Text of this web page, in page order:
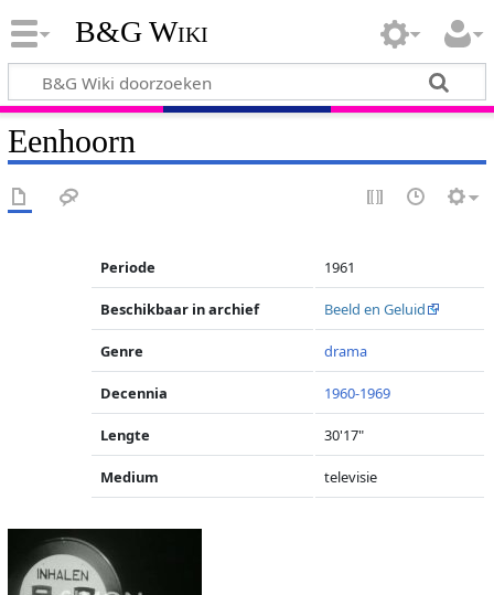
B&G Wiki
Eenhoorn
Periode 1961
Beschikbaar in archief Beeld en Geluid
Genre drama
Decennia 1960-1969
Lengte 30'17"
Medium televisie